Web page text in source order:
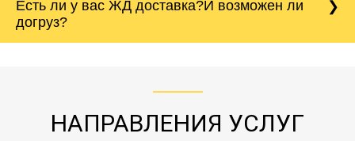
сантиметров. Идеальная упаковка
холодильника - обложить картонными
коробками и обмотать стрейч пленкой.
непредвиденных ситуаций. Делаем страховку
Вашего груза по ставке 0.15 от стоимости
груза. Мы сотрудничаем по услугам страховки
заканчивая выгрузкой в пункте получателя.
морской путь. Речная доставка баржой.
Есть ли у вас ЖД доставка?И возможен ли
догруз?
НАПРАВЛЕНИЯ УСЛУГ